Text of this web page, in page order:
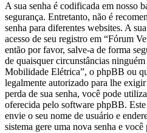
A sua senha é codificada em nosso
segurança. Entretanto, não é
senha para diferentes websites. A
acesso de seu registro em “Fórum
então por favor, salve-a de forma
de quaisquer circunstâncias
Mobilidade Elétrica”, o phpBB ou
legalmente autorizado para lhe
perda de sua senha, você pode
oferecida pelo software phpBB.
envie o seu nome de usuário e
sistema gere uma nova senha e